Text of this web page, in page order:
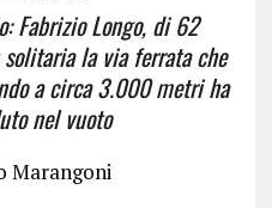
Fabrizio Longo, di 62
la via ferrata che
a circa 3.000 metri ha
nel vuoto
Marangoni